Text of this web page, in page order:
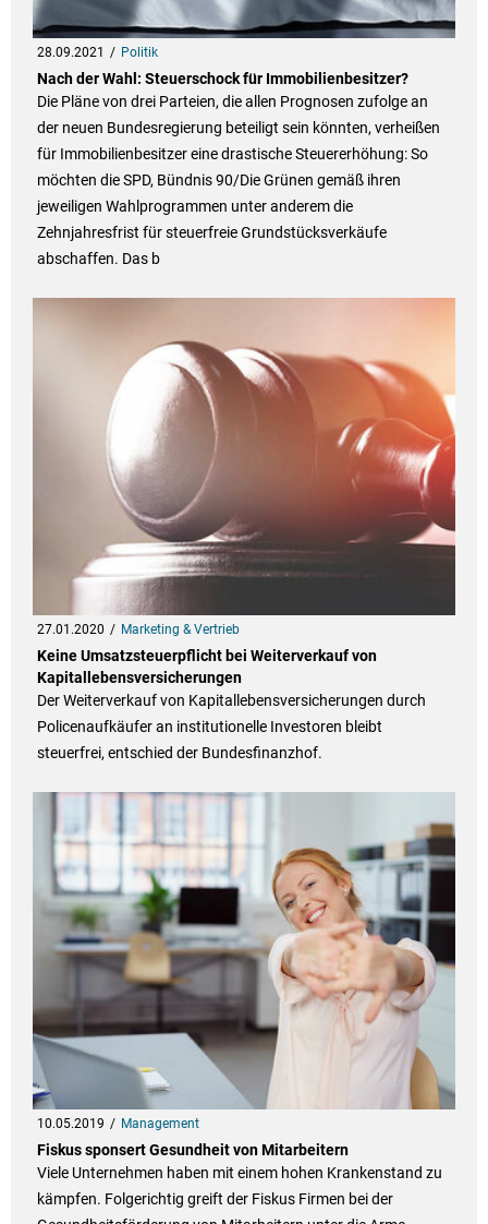
28.09.2021 Politik
Nach der Wahl: Steuerschock für Immobilienbesitzer?
Die Pläne von drei Parteien, die allen Prognosen zufolge an
der neuen Bundesregierung beteiligt sein könnten, verheißen
für Immobilienbesitzer eine drastische Steuererhöhung: So
möchten die SPD, Bündnis 90/Die Grünen gemäß ihren
jeweiligen Wahlprogrammen unter anderem die
Zehnjahresfrist für steuerfreie Grundstücksverkäufe
abschaffen. Das b
27.01.2020 Marketing & Vertrieb
Keine Umsatzsteuerpflicht bei Weiterverkauf von
Kapitallebensversicherungen
Der Weiterverkauf von Kapitallebensversicherungen durch
Policenaufkäufer an institutionelle Investoren bleibt
steuerfrei, entschied der Bundesfinanzhof.
10.05.2019 Management
Fiskus sponsert Gesundheit von Mitarbeitern
Viele Unternehmen haben mit einem hohen Krankenstand zu
kämpfen. Folgerichtig greift der Fiskus Firmen bei der